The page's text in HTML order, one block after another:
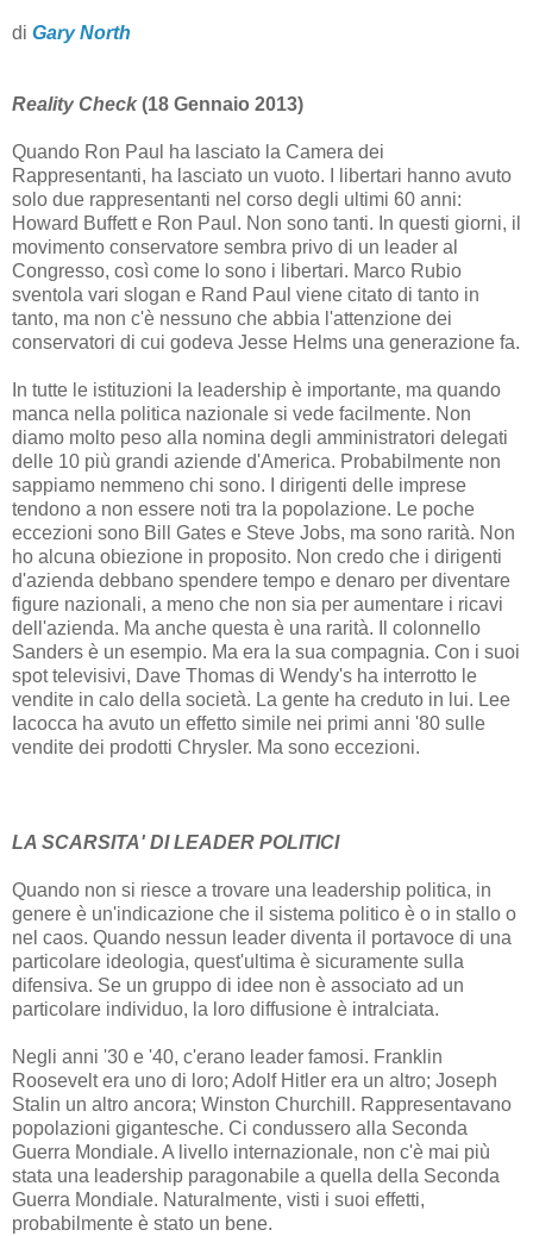
di Gary North
Reality Check (18 Gennaio 2013)
Quando Ron Paul ha lasciato la Camera dei
Rappresentanti, ha lasciato un vuoto. I libertari hanno avuto
solo due rappresentanti nel corso degli ultimi 60 anni:
Howard Buffett e Ron Paul. Non sono tanti. In questi giorni, il
movimento conservatore sembra privo di un leader al
Congresso, così come lo sono i libertari. Marco Rubio
sventola vari slogan e Rand Paul viene citato di tanto in
tanto, ma non c'è nessuno che abbia l'attenzione dei
conservatori di cui godeva Jesse Helms una generazione fa.
In tutte le istituzioni la leadership è importante, ma quando
manca nella politica nazionale si vede facilmente. Non
diamo molto peso alla nomina degli amministratori delegati
delle 10 più grandi aziende d'America. Probabilmente non
sappiamo nemmeno chi sono. I dirigenti delle imprese
tendono a non essere noti tra la popolazione. Le poche
eccezioni sono Bill Gates e Steve Jobs, ma sono rarità. Non
ho alcuna obiezione in proposito. Non credo che i dirigenti
d'azienda debbano spendere tempo e denaro per diventare
figure nazionali, a meno che non sia per aumentare i ricavi
dell'azienda. Ma anche questa è una rarità. Il colonnello
Sanders è un esempio. Ma era la sua compagnia. Con i suoi
spot televisivi, Dave Thomas di Wendy's ha interrotto le
vendite in calo della società. La gente ha creduto in lui. Lee
Iacocca ha avuto un effetto simile nei primi anni '80 sulle
vendite dei prodotti Chrysler. Ma sono eccezioni.
LA SCARSITA' DI LEADER POLITICI
Quando non si riesce a trovare una leadership politica, in
genere è un'indicazione che il sistema politico è o in stallo o
nel caos. Quando nessun leader diventa il portavoce di una
particolare ideologia, quest'ultima è sicuramente sulla
difensiva. Se un gruppo di idee non è associato ad un
particolare individuo, la loro diffusione è intralciata.
Negli anni '30 e '40, c'erano leader famosi. Franklin
Roosevelt era uno di loro; Adolf Hitler era un altro; Joseph
Stalin un altro ancora; Winston Churchill. Rappresentavano
popolazioni gigantesche. Ci condussero alla Seconda
Guerra Mondiale. A livello internazionale, non c'è mai più
stata una leadership paragonabile a quella della Seconda
Guerra Mondiale. Naturalmente, visti i suoi effetti,
probabilmente è stato un bene.